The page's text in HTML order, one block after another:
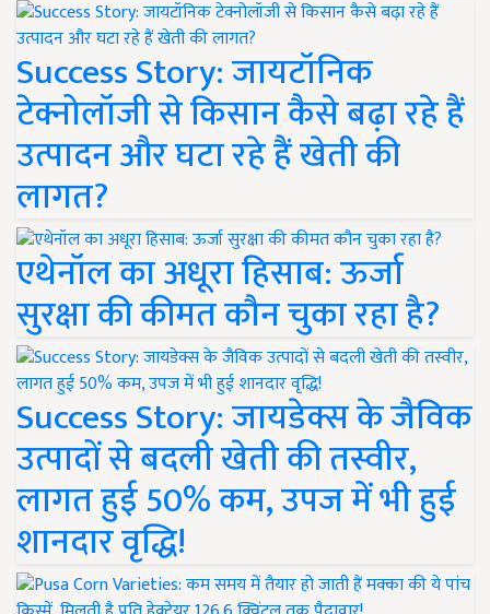
Success Story: जायटॉनिक
टेक्नोलॉजी से किसान कैसे बढ़ा रहे हैं
उत्पादन और घटा रहे हैं खेती की
लागत?
एथेनॉल का अधूरा हिसाब: ऊर्जा
सुरक्षा की कीमत कौन चुका रहा है?
Success Story: जायडेक्स के जैविक
उत्पादों से बदली खेती की तस्वीर,
लागत हुई 50% कम, उपज में भी हुई
शानदार वृद्धि!